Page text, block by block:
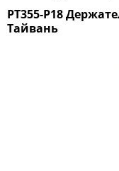
PT355-P18
Тайвань